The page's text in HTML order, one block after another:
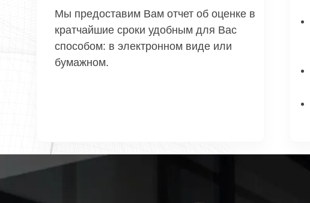
Мы предоставим Вам отчет об оценке в
кратчайшие сроки удобным для Вас
способом: в электронном виде или
бумажном.